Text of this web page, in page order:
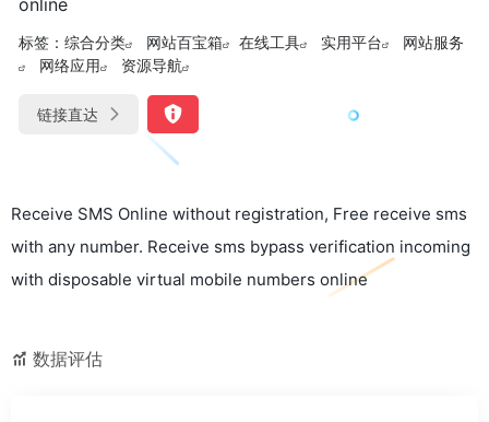
标签： 综合分类 网站百宝箱 在线工具 实用平台
网站服务
网络应用
资源导航
链接直达
Receive SMS Online without registration, Free receive sms
with any number. Receive sms bypass verification incoming
with disposable virtual mobile numbers online
数据评估